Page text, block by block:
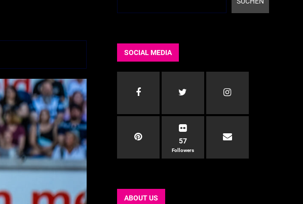
SOCIAL MEDIA
57
Followers
ABOUT US